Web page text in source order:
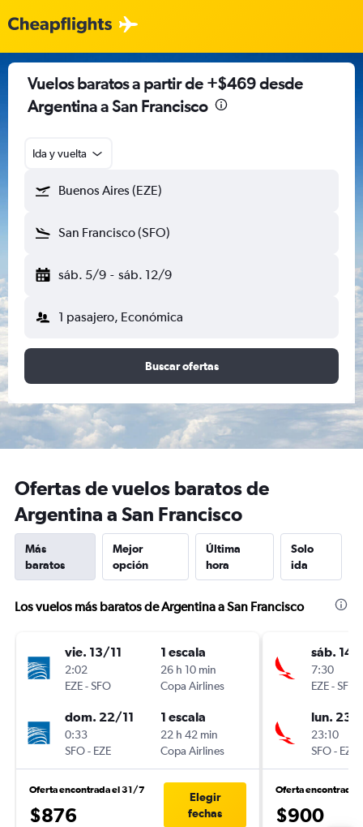
Vuelos baratos a partir de +$469 desde
Argentina a San Francisco
Ida y vuelta
Buenos Aires (EZE)
San Francisco (SFO)
sáb. 5/9 - sáb. 12/9
1 pasajero, Económica
Buscar ofertas
Ofertas de vuelos baratos de
Argentina a San Francisco
Más
baratos
Mejor
opción
Última
hora
Solo
ida
Los vuelos más baratos de Argentina a San Francisco
vie. 13/11
2:02
EZE-SFO
1 escala
26 h 10 min
Copa Airlines
dom. 22/11
0:33
SFO- EZE
1 escala
22 h 42 min
Copa Airlines
Oferta encontrada el 31/7
$876
Elegir
fechas
sáb. 14/
7:30
EZE-SFO
lun. 23/
23:10
SFO- EZE
Oferta encontrada
$900